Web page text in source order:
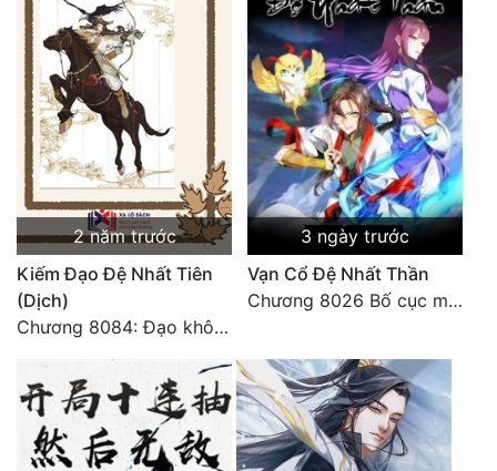
2 năm trước
Kiếm Đạo Đệ Nhất Tiên
(Dịch)
Chương 8084: Đạo không bờ bến (Đại kết cục) (10)
3 ngày trước
Vạn Cổ Đệ Nhất Thần
Chương 8026 Bố cục mới